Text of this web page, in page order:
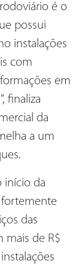
é o
possui
instalações
com
em
finaliza
da
a um
início da
das
mais de R$